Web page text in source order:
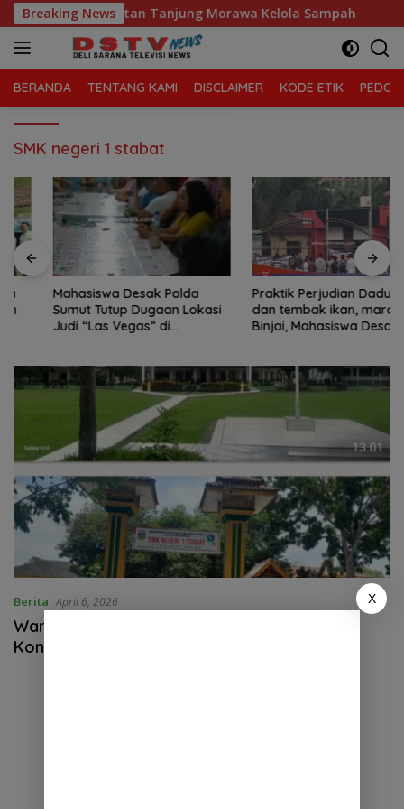
Langsung
ke
konten
Breaking News
Sari, Kecamatan Tanjung Morawa Kelola Sampah
BERANDA TENTANG KAMI DISCLAIMER KODE ETIK
SMK negeri 1 stabat
Mahasiswa Desak Polda
Sumut Tutup Dugaan Lokasi
Judi “Las Vegas” di
Praktik Perjudian Dadu putar
dan tembak ikan, marak di
Binjai, Mahasiswa Desak
Berita April 6, 2026
Wartawan Dihalangi Jalankan Fungsi Sosial
Kontrol di SMK Negeri 1 Stabat
X